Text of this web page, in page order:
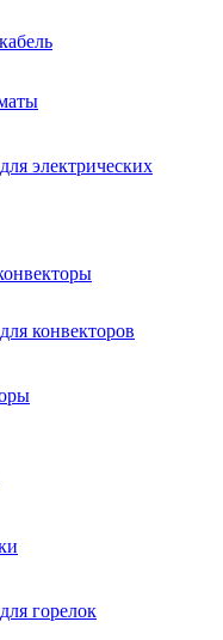
электрических
конвекторов
горелок